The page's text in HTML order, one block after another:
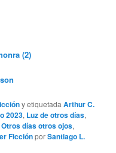
(2)
y etiquetadaArthur C.
2023, Luz de otros días,
Otros días otros ojos,
FicciónporSantiago L.